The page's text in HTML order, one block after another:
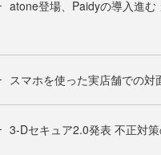
atone登場、Paidyの導入進
スマホを使った実店舗での
3-Dセキュア2.0発表 不正対